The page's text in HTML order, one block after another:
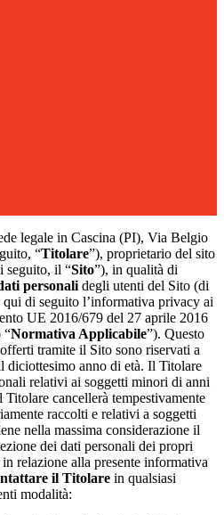
legale in Cascina (PI), Via Belgio
“Titolare”), proprietario del sito
seguito, il “Sito”), in qualità di
personali degli utenti del Sito (di
qui di seguito l’informativa privacy ai
UE 2016/679 del 27 aprile 2016
“Normativa Applicabile”). Questo
tramite il Sito sono riservati a
diciottesimo anno di età. Il Titolare
relativi ai soggetti minori di anni
Titolare cancellerà tempestivamente
raccolti e relativi a soggetti
nella massima considerazione il
dei dati personali dei propri
relazione alla presente informativa
il Titolare in qualsiasi
modalità: